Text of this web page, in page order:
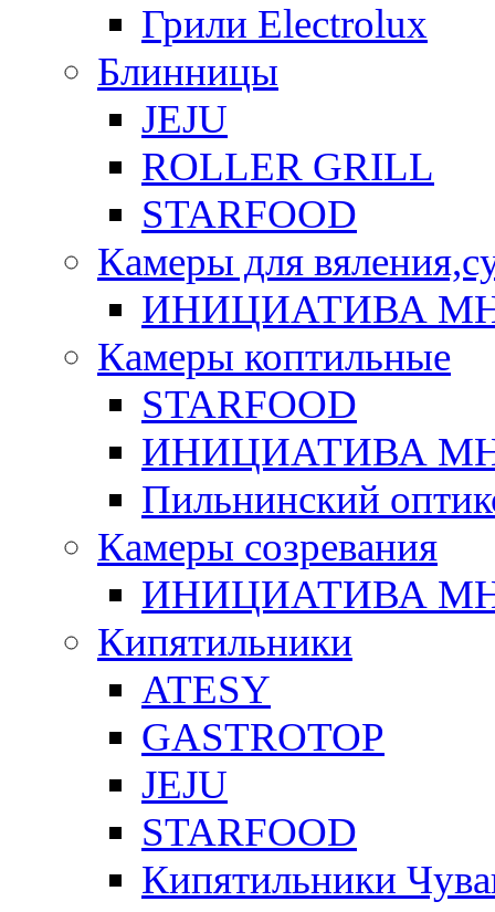
Грили Electrolux
Блинницы
JEJU
ROLLER GRILL
STARFOOD
Камеры для
ИНИЦИАТИВА
Камеры коптильные
STARFOOD
ИНИЦИАТИВА
Пильнинский
Камеры созревания
ИНИЦИАТИВА
Кипятильники
ATESY
GASTROTOP
JEJU
STARFOOD
Кипятильники